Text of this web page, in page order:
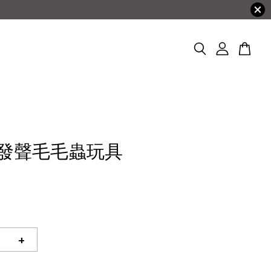
聲毛毛蟲玩具
+